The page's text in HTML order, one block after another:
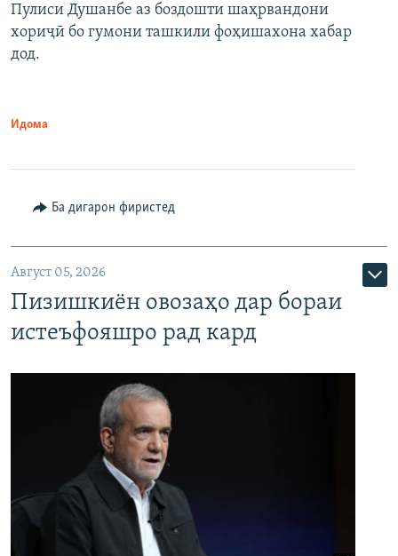
Пулиси Душанбе аз боздошти шаҳрвандони
хориҷӣ бо гумони ташкили фоҳишахона хабар
дод.
Идома
Ба дигарон фиристед
Август 05, 2026
Пизишкиён овозаҳо дар бораи
истеъфояшро рад кард